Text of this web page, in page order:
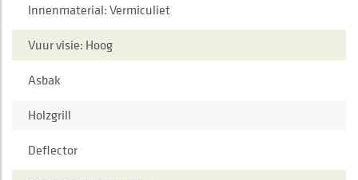
Innenmaterial: Vermiculiet
Vuur visie: Hoog
Asbak
Holzgrill
Deflector